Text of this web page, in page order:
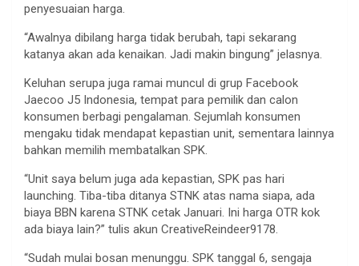
penyesuaian harga.
“Awalnya dibilang harga tidak berubah, tapi sekarang
katanya akan ada kenaikan. Jadi makin bingung” jelasnya.
Keluhan serupa juga ramai muncul di grup Facebook
Jaecoo J5 Indonesia, tempat para pemilik dan calon
konsumen berbagi pengalaman. Sejumlah konsumen
mengaku tidak mendapat kepastian unit, sementara lainnya
bahkan memilih membatalkan SPK.
“Unit saya belum juga ada kepastian, SPK pas hari
launching. Tiba-tiba ditanya STNK atas nama siapa, ada
biaya BBN karena STNK cetak Januari. Ini harga OTR kok
ada biaya lain?” tulis akun CreativeReindeer9178.
“Sudah mulai bosan menunggu. SPK tanggal 6, sengaja